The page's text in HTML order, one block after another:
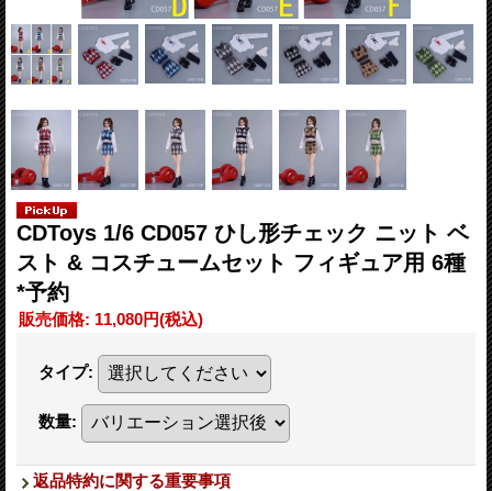
CDToys 1/6 CD057 ひし形チェック ニット ベ
スト & コスチュームセット フィギュア用 6種
*予約
販売価格: 11,080円(税込)
タイプ:
数量:
返品特約に関する重要事項